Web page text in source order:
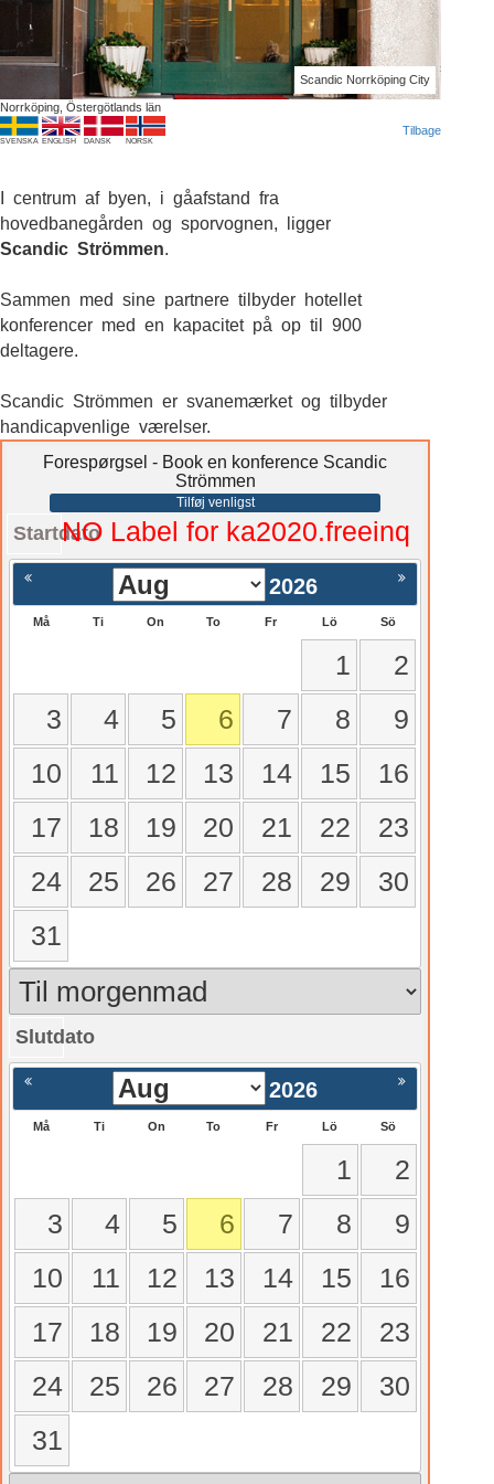
Scandic Norrköping City
Norrköping, Östergötlands län
SVENSKA ENGLISH DANSK NORSK
Tilbage
I centrum af byen, i gåafstand fra
hovedbanegården og sporvognen, ligger
Scandic Strömmen.
Sammen med sine partnere tilbyder hotellet
konferencer med en kapacitet på op til 900
deltagere.
Scandic Strömmen er svanemærket og tilbyder
handicapvenlige værelser.
Forespørgsel - Book en konference Scandic
Strömmen
Tilføj venligst
StartdatoNO Label for ka2020.freeinq
2026
Må Ti On To Fr Lö Sö
1
2
3
4 5 6 7 8
9
10
11 12 13 14 15
16
17
18 19 20 21 22
23
24
25 26 27 28 29
30
31
Slutdato
Nästa >
2026
Må Ti On To Fr Lö Sö
1
2
3
4 5 6 7 8
9
10
11 12 13 14 15
16
17
18 19 20 21 22
23
24
25 26 27 28 29
30
31